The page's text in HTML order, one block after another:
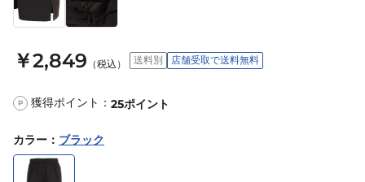
￥2,849 （税込） 送料別 店舗受取で送料無料
P 獲得ポイント： 25ポイント
カラー ： ブラック